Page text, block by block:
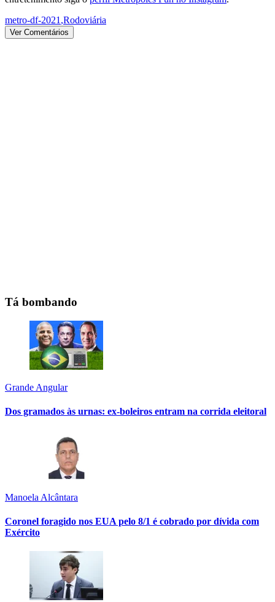
metro-df-2021 ,Rodoviária
Ver Comentários
Tá bombando
Grande Angular
Dos gramados às urnas: ex-boleiros entram na corrida eleitoral
Manoela Alcântara
Coronel foragido nos EUA pelo 8/1 é cobrado por dívida com
Exército